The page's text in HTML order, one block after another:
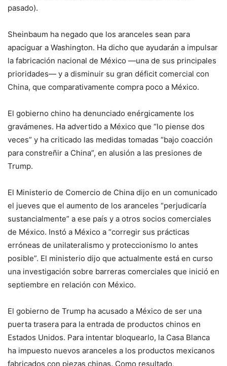
pasado).
Sheinbaum ha negado que los aranceles sean para
apaciguar a Washington. Ha dicho que ayudarán a impulsar
la fabricación nacional de México —una de sus principales
prioridades— y a disminuir su gran déficit comercial con
China, que comparativamente compra poco a México.
El gobierno chino ha denunciado enérgicamente los
gravámenes. Ha advertido a México que “lo piense dos
veces” y ha criticado las medidas tomadas “bajo coacción
para constreñir a China”, en alusión a las presiones de
Trump.
El Ministerio de Comercio de China dijo en un comunicado
el jueves que el aumento de los aranceles “perjudicaría
sustancialmente” a ese país y a otros socios comerciales
de México. Instó a México a “corregir sus prácticas
erróneas de unilateralismo y proteccionismo lo antes
posible”. El ministerio dijo que actualmente está en curso
una investigación sobre barreras comerciales que inició en
septiembre en relación con México.
El gobierno de Trump ha acusado a México de ser una
puerta trasera para la entrada de productos chinos en
Estados Unidos. Para intentar bloquearlo, la Casa Blanca
ha impuesto nuevos aranceles a los productos mexicanos
fabricados con piezas chinas. Como resultado,